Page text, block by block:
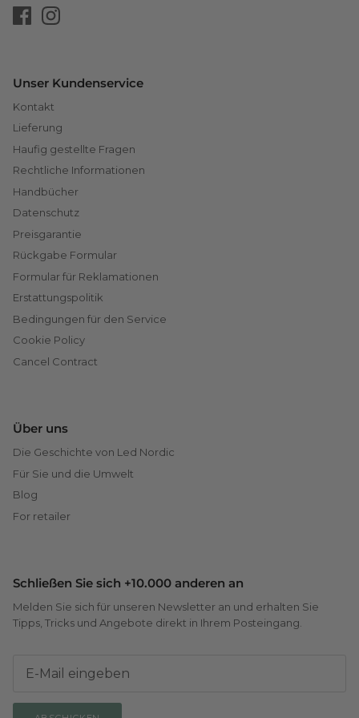
Unser Kundenservice
Kontakt
Lieferung
Haufig gestellte Fragen
Rechtliche Informationen
Handbücher
Datenschutz
Preisgarantie
Rückgabe Formular
Formular für Reklamationen
Erstattungspolitik
Bedingungen für den Service
Cookie Policy
Cancel Contract
Über uns
Die Geschichte von Led Nordic
Für Sie und die Umwelt
Blog
For retailer
Schließen Sie sich +10.000 anderen an
Melden Sie sich für unseren Newsletter an und erhalten Sie
Tipps, Tricks und Angebote direkt in Ihrem Posteingang.